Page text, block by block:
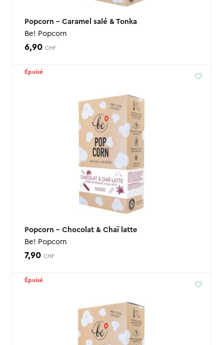
Popcorn – Caramel salé & Tonka
Be! Popcorn
6,90 CHF
Épuisé
Popcorn – Chocolat & Chaï latte
Be! Popcorn
7,90 CHF
Épuisé